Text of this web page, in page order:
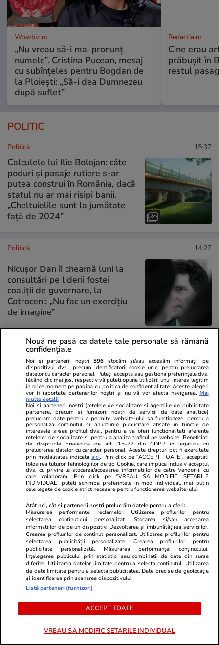
Wowbiz.ro
„Nu vreau să-i mai pronunț
numele”. Cristina Pucean, mesaj
cu subînțeles pentru Bogdan de
la Ploiești: „Să-i dea Dumnezeu
după suflet”
Redactia.ro
Cine erau
prăbușit în
restul
POLITIC
Politică 15:37
Calculele lui Ilie Bolojan: câte
poduri și pasaje rutiere s-ar
putea construi în România, dacă
statul nu ar mai risipi banii.
„Cheltuielile sunt la jumătate
faţă de 2024”
Politică 14:27
Nicușor Dan îi cheamă luni la
consultări pe liderii fostei
coaliții de guvernare, la
Cotroceni: „Nu fac un exercițiu
de imagine”
PARTENERI
ZiaruldeIasi.ro
Proiectul imobiliar pregătit lângă
Lidl Moara de Foc este scos la
vânzare. Dezvoltatorul este
asociat în piață cu un alt proiect
de anvergură
Fanatik.ro
cei mai
„Aleargă
dar arbitrii îl
ULTIMELE ȘTIRI
Știri Externe 21:52
Mercenarii Wagner conduc un imperiu al
opioidelor și subjugă o țară din Africa
Nouă ne pasă ca datele tale personale să rămână
confidențiale
Noi și partenerii noștri 596 stocăm și/sau accesăm informații pe
dispozitivul dvs., precum identificatorii cookie unici pentru prelucrarea
datelor cu caracter personal. Puteți accepta sau gestiona preferințele dvs.
făcând clic mai jos, respectiv vă puteți opune utilizării unui interes legitim
în orice moment pe pagina cu politica de confidențialitate. Aceste alegeri
vor fi raportate partenerilor noștri și nu vă vor afecta navigarea. Mai
multe detalii
Noi si partenerii nostri (retelele de socializare si agentiile de publicitate
partenere, precum si furnizorii nostri de servicii de date analitice)
prelucram date pentru a permite website-ului sa functioneze, pentru a
personaliza continutul si anunturile publicitare afisate in functie de
interesele si/sau profilul dvs., pentru a va oferi functionalitati aferente
retelelor de socializare si pentru a analiza traficul pe website. Beneficiati
de drepturile prevazute de art. 15-22 din GDPR in legatura cu
prelucrarea datelor cu caracter personal. Aceste drepturi pot fi exercitate
prin modalitatea indicataaici. Prin click pe “ACCEPT TOATE”, acceptati
folosirea tuturor Tehnologiilor de tip Cookie, care implica inclusiv acceptul
dvs. cu privire la stocarea/accesarea informatiilor de catre Vendor-ii cu
care colaboram. Prin click pe “VREAU SA MODIFIC SETARILE
INDIVIDUAL” puteti schimba preferintele in mod individual, mai putin
cele legate de cookie strict necesare pentru functionarea website-ului.
Atât noi, cât și partenerii noștri prelucrăm datele pentru a oferi:
Măsurarea performanței reclamelor. Utilizarea profilurilor pentru
selectarea conținutului personalizat. Stocarea și/sau accesarea
informațiilor de pe un dispozitiv. Dezvoltarea și îmbunătățirea serviciilor.
Crearea profilurilor de conținut personalizat. Utilizarea profilurilor pentru
selectarea publicității personalizate. Crearea profilurilor pentru
publicitate personalizată. Măsurarea performanței conținutului.
Înțelegerea publicului prin statistici sau combinații de date din surse
diferite. Utilizarea datelor limitate pentru a selecta conținutul. Utilizarea
de date limitate pentru a selecta publicitatea. Date precise de geolocație
și identificarea prin scanarea dispozitivului.
Listă parteneri (furnizori)
ACCEPT TOATE
VREAU SA MODIFIC SETARILE INDIVIDUAL